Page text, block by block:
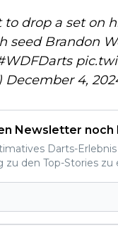
to drop a set on
seed Brandon
December 4,
Newsletter noch
Darts-
zu den Top-Stories zu